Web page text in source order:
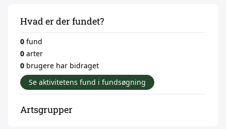
Hvad er der fundet?
0 fund
0 arter
0 brugere har bidraget
Se aktivitetens fund i fundsøgning
Artsgrupper